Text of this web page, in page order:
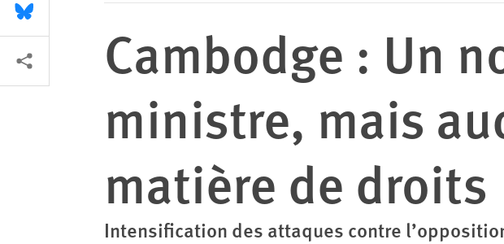
Cambodge : Un
ministre, mais
matière de droits
Intensification des attaques contre
Share this via Bluesky
Share this via Partagez